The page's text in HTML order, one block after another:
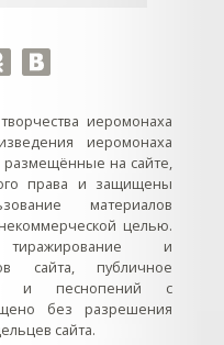
иеромонаха
иеромонаха
на сайте,
права и защищены
материалов
целью.
и
сайта, публичное
и песнопений с
без разрешения
сайта.